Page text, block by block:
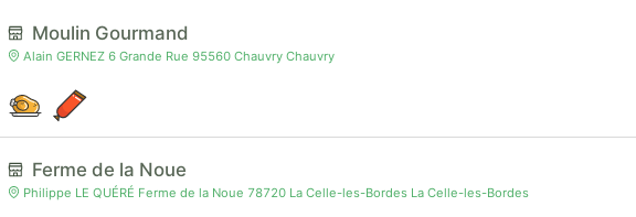
Moulin Gourmand
Alain GERNEZ 6 Grande Rue 95560 Chauvry Chauvry
Ferme de la Noue
Philippe LE QUÉRÉ Ferme de la Noue 78720 La Celle-les-Bordes La Celle-les-Bordes